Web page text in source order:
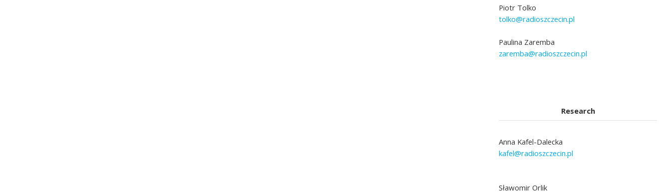
Piotr Tolko
tolko@radioszczecin.pl
Paulina Zaremba
zaremba@radioszczecin.pl
Research
Anna Kafel-Dalecka
kafel@radioszczecin.pl
Sławomir Orlik